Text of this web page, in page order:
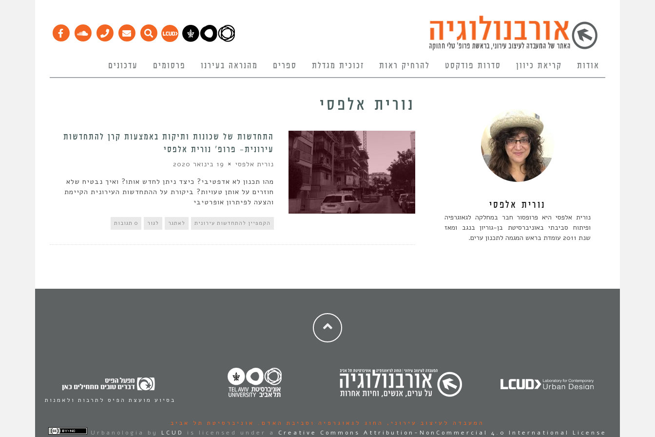
אודות קריאת כיוון סדרות פודקסט להרחיק ראות זכוכית מגדלת ספרים מהנראה בעירנו פרסומים עדכונים
נורית אלפסי
התחדשות של שכונות ותיקות באמצעות קרן להתחדשות
עירונית- פרופ’ נורית אלפסי
נורית אלפסי 19 בינואר 2020
מהו תכנון לא אדפטיבי? כיצד ניתן לחדש אותו? ואיך נבטיח שלא
חוזרים על אותן טעויות? ביקורת על ההתחדשות העירונית הקיימת
והצעה לפיתרון אופרטיבי
הקמפיין להתחדשות עירונית לאתגר לגור 0 תגובות
נורית אלפסי
נורית אלפסי היא פרופסור חבר במחלקה לגאוגרפיה
ופיתוח סביבתי באוניברסיטת בן-גוריון בנגב ומאז
שנת 2011 עומדת בראש המגמה לתכנון ערים.
בסיוע מועצת הפיס לתרבות ולאמנות
המעבדה לעיצוב עירוני, החוג לגאוגרפיה וסביבת האדם.
אוניברסיטת תל אביב
Urbanologia by LCUD is licensed under a Creative Commons Attribution-NonCommercial 4.0 International License